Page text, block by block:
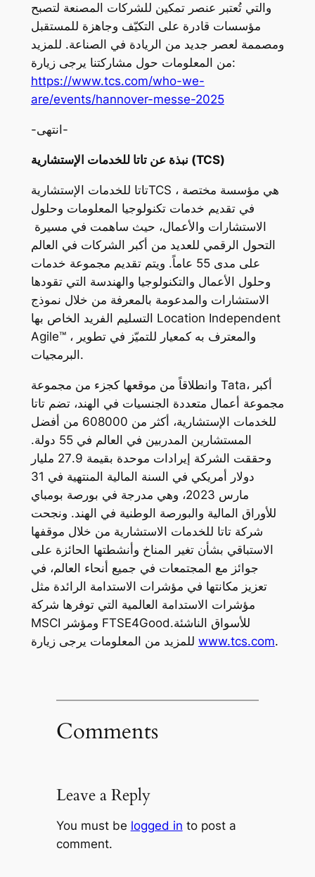
والتي تُعتبر عنصر تمكين للشركات المصنعة لتصبح
مؤسسات قادرة على التكيّف وجاهزة للمستقبل
ومصممة لعصر جديد من الريادة في الصناعة. للمزيد
من المعلومات حول مشاركتنا يرجى زيارة:
https://www.tcs.com/who-we-
are/events/hannover-messe-2025
-انتهى-
نبذة عن تاتا للخدمات الإستشارية (TCS)
تاتا للخدمات الإستشاريةTCS ، هي مؤسسة مختصة
في تقديم خدمات تكنولوجيا المعلومات وحلول
الاستشارات والأعمال، حيث ساهمت في مسيرة
التحول الرقمي للعديد من أكبر الشركات في العالم
على مدى 55 عاماً. ويتم تقديم مجموعة خدمات
وحلول الأعمال والتكنولوجيا والهندسة التي تقودها
الاستشارات والمدعومة بالمعرفة من خلال نموذج
التسليم الفريد الخاص بها Location Independent
Agile™ ، والمعترف به كمعيار للتميّز في تطوير
البرمجيات.
وانطلاقاً من موقعها كجزء من مجموعة Tata، أكبر
مجموعة أعمال متعددة الجنسيات في الهند، تضم تاتا
للخدمات الإستشارية، أكثر من 608000 من أفضل
المستشارين المدربين في العالم في 55 دولة.
وحققت الشركة إيرادات موحدة بقيمة 27.9 مليار
دولار أمريكي في السنة المالية المنتهية في 31
مارس 2023، وهي مدرجة في بورصة بومباي
للأوراق المالية والبورصة الوطنية في الهند. ونجحت
شركة تاتا للخدمات الاستشارية من خلال موقفها
الاستباقي بشأن تغير المناخ وأنشطتها الحائزة على
جوائز مع المجتمعات في جميع أنحاء العالم، في
تعزيز مكانتها في مؤشرات الاستدامة الرائدة مثل
مؤشرات الاستدامة العالمية التي توفرها شركة
MSCI ومؤشر FTSE4Goodللأسواق الناشئة.
www.tcs.com.
Comments
Leave a Reply
You must be logged in to post a
comment.